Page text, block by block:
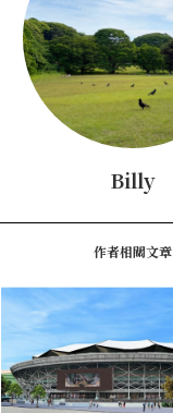
Billy
作者相關文章